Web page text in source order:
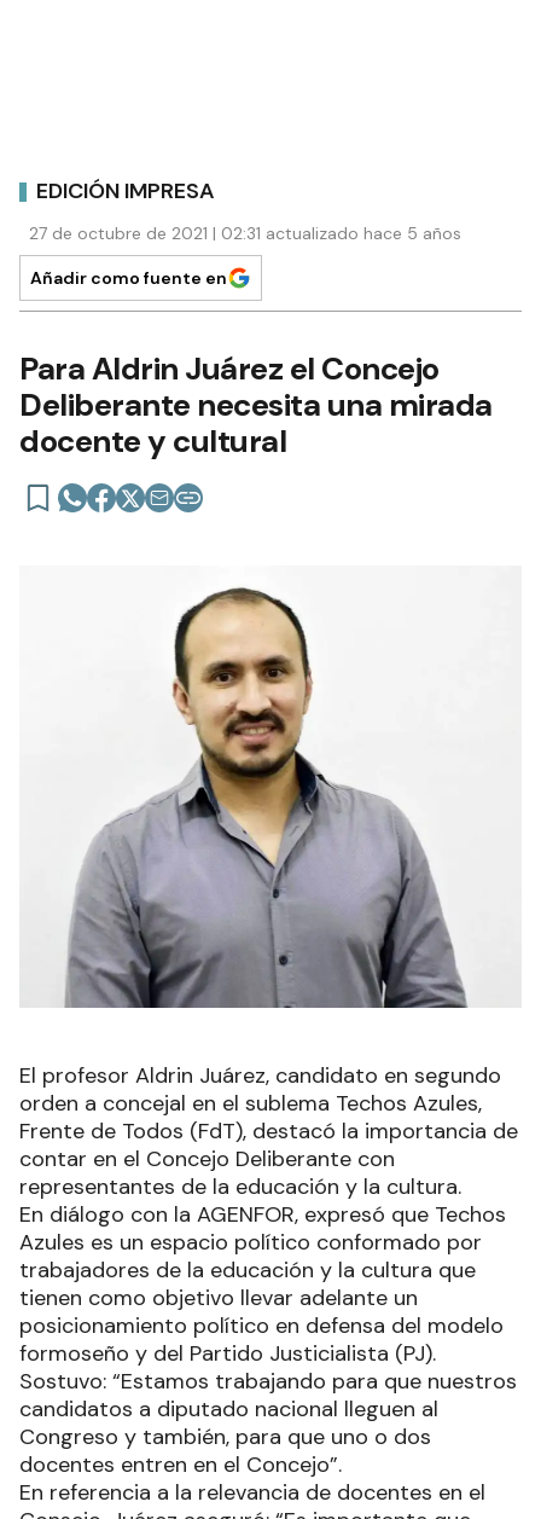
EDICIÓN IMPRESA
27 de octubre de 2021 | 02:31 actualizado hace 5 años
Añadir como fuente en
Para Aldrin Juárez el Concejo
Deliberante necesita una mirada
docente y cultural
El profesor Aldrin Juárez, candidato en segundo
orden a concejal en el sublema Techos Azules,
Frente de Todos (FdT), destacó la importancia de
contar en el Concejo Deliberante con
representantes de la educación y la cultura.
En diálogo con la AGENFOR, expresó que Techos
Azules es un espacio político conformado por
trabajadores de la educación y la cultura que
tienen como objetivo llevar adelante un
posicionamiento político en defensa del modelo
formoseño y del Partido Justicialista (PJ).
Sostuvo: “Estamos trabajando para que nuestros
candidatos a diputado nacional lleguen al
Congreso y también, para que uno o dos
docentes entren en el Concejo”.
En referencia a la relevancia de docentes en el